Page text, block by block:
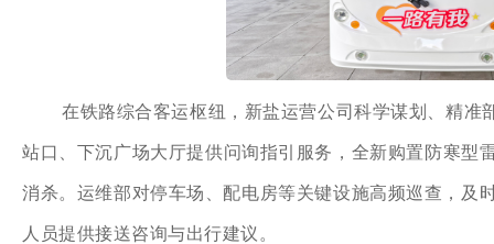
在铁路综合客运枢纽，新盐运营公司科学谋划、精准
站口、下沉广场大厅提供问询指引服务，全新购置防寒型
消杀。运维部对停车场、配电房等关键设施高频巡查，及
人员提供接送咨询与出行建议。